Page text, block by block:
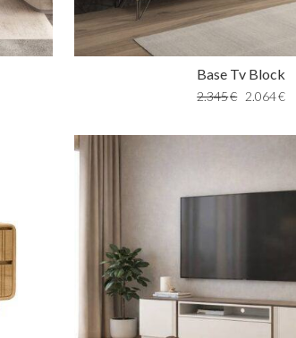
Base Tv Block
2.345€ 2.064€